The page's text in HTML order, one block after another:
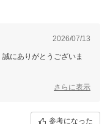
2026/07/13
にありがとうございま
いただき本当に嬉しい限り
てれば幸いです。
さらに表示
参考になった